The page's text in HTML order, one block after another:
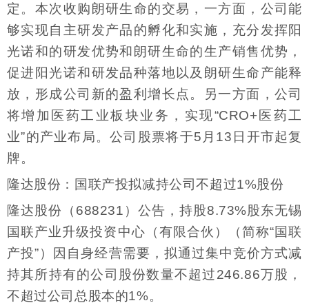
定。本次收购朗研生命的交易，一方面，公司能
够实现自主研发产品的孵化和实施，充分发挥阳
光诺和的研发优势和朗研生命的生产销售优势，
促进阳光诺和研发品种落地以及朗研生命产能释
放，形成公司新的盈利增长点。另一方面，公司
将增加医药工业板块业务，实现“CRO+医药工
业”的产业布局。公司股票将于5月13日开市起复
牌。
隆达股份：国联产投拟减持公司不超过1%股份
隆达股份（688231）公告，持股8.73%股东无锡
国联产业升级投资中心（有限合伙）（简称“国联
产投”）因自身经营需要，拟通过集中竞价方式减
持其所持有的公司股份数量不超过246.86万股，
不超过公司总股本的1%。